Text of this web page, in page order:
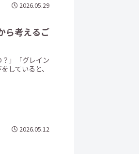
2026.05.29
ら考えるご
」「グレイン
していると、
2026.05.12